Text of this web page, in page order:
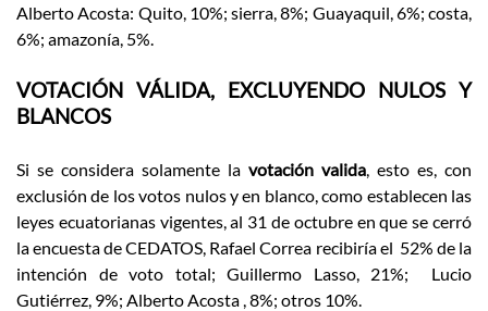
Alberto Acosta: Quito, 10%; sierra, 8%; Guayaquil, 6%; costa,
6%; amazonía, 5%.
VOTACIÓN VÁLIDA, EXCLUYENDO NULOS Y
BLANCOS
Si se considera solamente la votación valida, esto es, con
exclusión de los votos nulos y en blanco, como establecen las
leyes ecuatorianas vigentes, al 31 de octubre en que se cerró
la encuesta de CEDATOS, Rafael Correa recibiría el 52% de la
intención de voto total; Guillermo Lasso, 21%; Lucio
Gutiérrez, 9%; Alberto Acosta , 8%; otros 10%.